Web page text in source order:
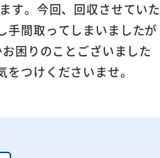
す。今回、回収させていた
手間取ってしまいましたが
困りのことございました
つけくださいませ。